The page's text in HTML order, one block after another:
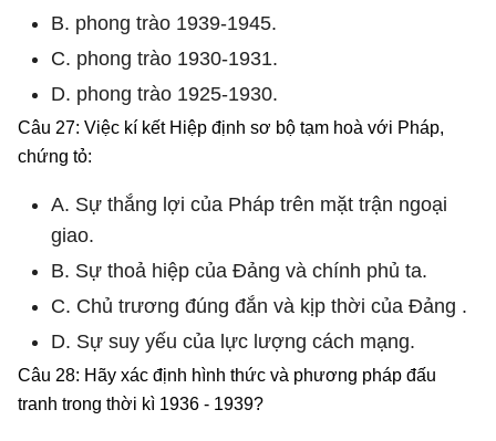
B. phong trào 1939-1945.
C. phong trào 1930-1931.
D. phong trào 1925-1930.
Câu 27: Việc kí kết Hiệp định sơ bộ tạm hoà với Pháp,
chứng tỏ:
A. Sự thắng lợi của Pháp trên mặt trận ngoại
giao.
B. Sự thoả hiệp của Đảng và chính phủ ta.
C. Chủ trương đúng đắn và kịp thời của Đảng .
D. Sự suy yếu của lực lượng cách mạng.
Câu 28: Hãy xác định hình thức và phương pháp đấu
tranh trong thời kì 1936 - 1939?